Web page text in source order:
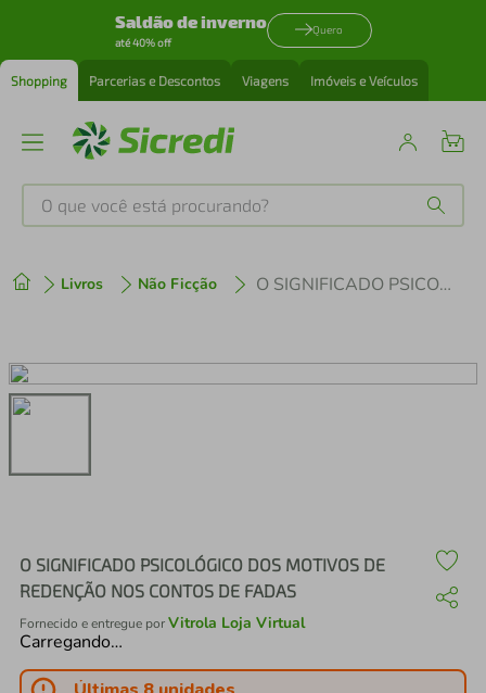
Saldão de inverno
até 40% off
Quero
Shopping Parcerias e Descontos Viagens Imóveis e Veículos
O que você está procurando?
Livros Não Ficção O SIGNIFICADO PSICOLÓGICO DOS MOTIVOS DE REDENÇÃO NOS CONTOS DE FADAS
O SIGNIFICADO PSICOLÓGICO DOS MOTIVOS DE
REDENÇÃO NOS CONTOS DE FADAS
Fornecido e entregue porVitrola Loja Virtual
Carregando…
2º cafeteira